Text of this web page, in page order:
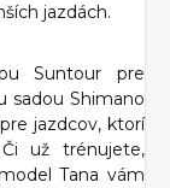
jazdách.
Suntour pre
sadou Shimano
jazdcov, ktorí
už trénujete,
Tana vám